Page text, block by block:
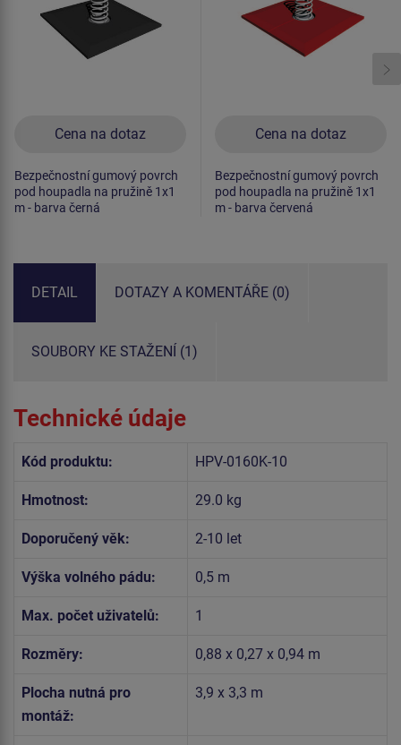
Cena na dotaz
Bezpečnostní gumový povrch
pod houpadla na pružině 1x1
m - barva černá
Cena na dotaz
Bezpečnostní gumový povrch
pod houpadla na pružině 1x1
m - barva červená
DETAIL DOTAZY A KOMENTÁŘE (0)
SOUBORY KE STAŽENÍ (1)
Technické údaje
Kód produktu: HPV-0160K-10
Hmotnost: 29.0 kg
Doporučený věk: 2-10 let
Výška volného pádu: 0,5 m
Max. počet uživatelů: 1
Rozměry: 0,88 x 0,27 x 0,94 m
Plocha nutná pro
montáž:
3,9 x 3,3 m